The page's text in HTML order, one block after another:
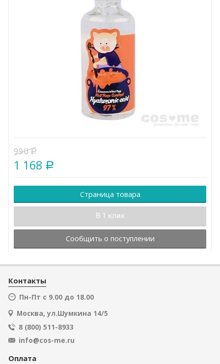
990Р
1 168 Р
Страница товара
В 1 клик
Сообщить о поступлении
Контакты
Пн-Пт с 9.00 до 18.00
Москва, ул.Шумкина 14/5
8 (800) 511-8933
info@cos-me.ru
Оплата